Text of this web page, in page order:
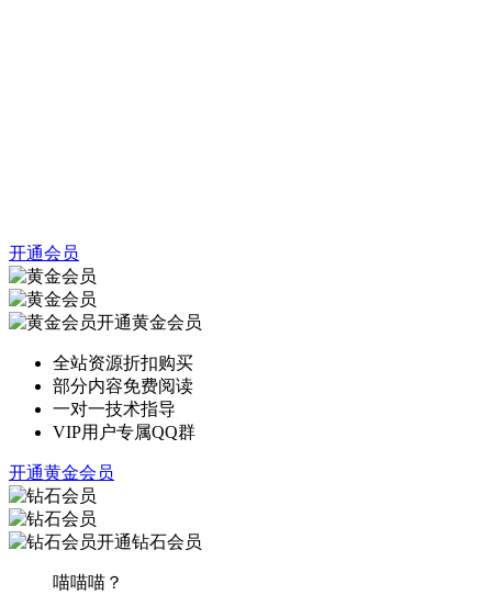
开通会员
开通黄金会员
全站资源折扣购买
部分内容免费阅读
一对一技术指导
VIP用户专属QQ群
开通黄金会员
开通钻石会员
喵喵喵？